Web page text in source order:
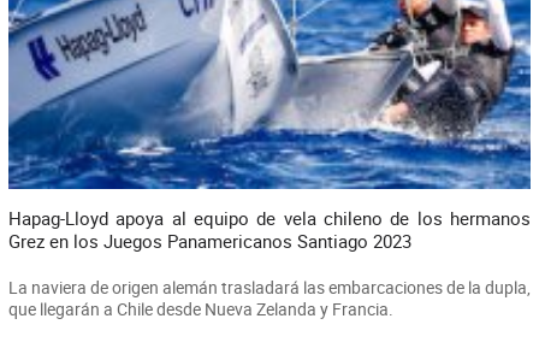
Hapag-Lloyd apoya al equipo de vela chileno de los hermanos
Grez en los Juegos Panamericanos Santiago 2023
La naviera de origen alemán trasladará las embarcaciones de la dupla,
que llegarán a Chile desde Nueva Zelanda y Francia.